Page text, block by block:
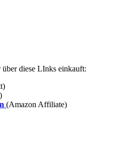
diese LInks einkauft:
(Amazon Affiliate)